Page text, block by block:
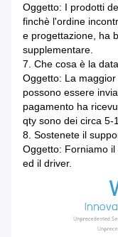
Oggetto: I prodotti
finchè l'ordine
e progettazione, ha
supplementare.
7. Che cosa è la
Oggetto: La
possono essere
pagamento ha
qty sono dei circa 5-
8. Sostenete il
Oggetto: Forniamo
ed il driver.